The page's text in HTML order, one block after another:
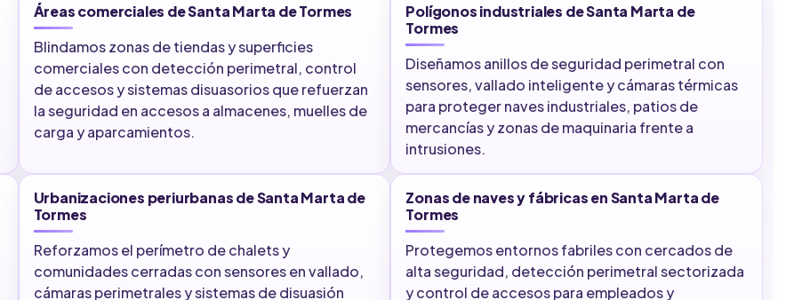
Áreas comerciales de Santa Marta de Tormes
Blindamos zonas de tiendas y superficies
comerciales con detección perimetral, control
de accesos y sistemas disuasorios que refuerzan
la seguridad en accesos a almacenes, muelles de
carga y aparcamientos.
Polígonos industriales de Santa Marta de
Tormes
Diseñamos anillos de seguridad perimetral con
sensores, vallado inteligente y cámaras térmicas
para proteger naves industriales, patios de
mercancías y zonas de maquinaria frente a
intrusiones.
Urbanizaciones periurbanas de Santa Marta de
Tormes
Reforzamos el perímetro de chalets y
comunidades cerradas con sensores en vallado,
cámaras perimetrales y sistemas de disuasión
Zonas de naves y fábricas en Santa Marta de
Tormes
Protegemos entornos fabriles con cercados de
alta seguridad, detección perimetral sectorizada
y control de accesos para empleados y